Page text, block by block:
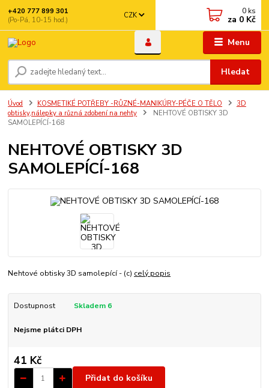
Menu
CZK
Hledat
+420 777 899 301
(Po-Pá, 10-15 hod.)
0 ks
za 0 Kč
Úvod KOSMETIKÉ POTŘEBY -RŮZNÉ-MANIKÚRY-PÉČE O TĚLO
3D
obtisky,nálepky a různá zdobení na nehty
NEHTOVÉ OBTISKY 3D
SAMOLEPÍCÍ-168
NEHTOVÉ OBTISKY 3D
SAMOLEPÍCÍ-168
Nehtové obtisky 3D samolepící - (c) celý popis
Dostupnost Skladem 6
Nejsme plátci DPH
41 Kč
Přidat do košíku